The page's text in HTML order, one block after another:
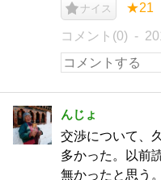
ナイス ★21
コメント(0)
んじょ
交渉について、
多かった。以前
無かったと思う